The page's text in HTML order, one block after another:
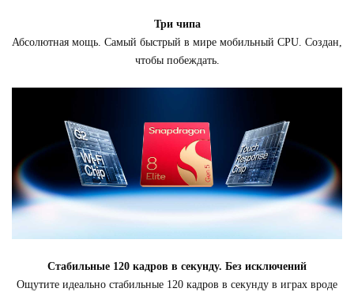
Три чипа
Абсолютная мощь. Самый быстрый в мире мобильный CPU. Создан,
чтобы побеждать.
Стабильные 120 кадров в секунду. Без исключений
Ощутите идеально стабильные 120 кадров в секунду в играх вроде